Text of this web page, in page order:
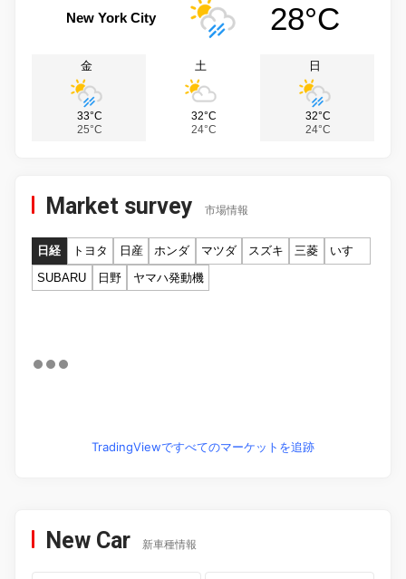
New York City 28°C
金
33°C
25°C
土
32°C
24°C
日
32°C
24°C
Market survey 市場情報
日経 トヨタ 日産 ホンダ マツダ スズキ 三菱
いすゞ
SUBARU
日野 ヤマハ発動機
TradingViewですべてのマーケットを追跡
New Car 新車種情報